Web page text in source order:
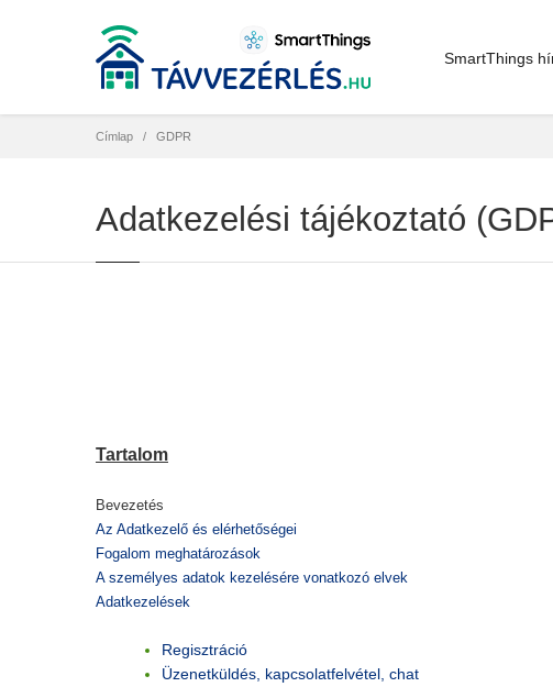
SmartThings
Címlap GDPR
Adatkezelési tájékoztató
Tartalom
Bevezetés
Az Adatkezelő és elérhetőségei
Fogalom meghatározások
A személyes adatok kezelésére vonatkozó elvek
Adatkezelések
Regisztráció
Üzenetküldés, kapcsolatfelvétel, chat